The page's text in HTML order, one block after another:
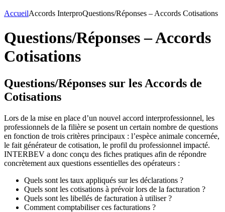
AccueilAccords InterproQuestions/Réponses – Accords Cotisations
Questions/Réponses – Accords
Cotisations
Questions/Réponses sur les Accords de
Cotisations
Lors de la mise en place d’un nouvel accord interprofessionnel, les
professionnels de la filière se posent un certain nombre de questions
en fonction de trois critères principaux : l’espèce animale concernée,
le fait générateur de cotisation, le profil du professionnel impacté.
INTERBEV a donc conçu des fiches pratiques afin de répondre
concrètement aux questions essentielles des opérateurs :
Quels sont les taux appliqués sur les déclarations ?
Quels sont les cotisations à prévoir lors de la facturation ?
Quels sont les libellés de facturation à utiliser ?
Comment comptabiliser ces facturations ?